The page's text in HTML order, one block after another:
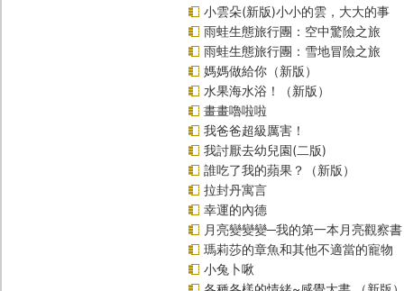
小雲朵(新版)小小的雲，大大的事
雨蛙生態旅行團：空中驚險之旅
雨蛙生態旅行團：雪地冒險之旅
媽媽做給你（新版）
水果海水浴！（新版）
畫畫嚕啦啦
我爸爸超級厲害！
我討厭去幼兒園(二版)
誰吃了我的蘋果？（新版）
拉封丹寓言
幸運的內德
月亮變變變─我的第一本月亮觀察書
瑪莉莎的章魚和其他不適當的寵物
小兔卜啾